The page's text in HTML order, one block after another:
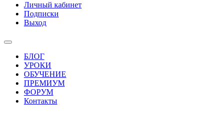
Личный кабинет
Подписки
Выход
БЛОГ
УРОКИ
ОБУЧЕНИЕ
ПРЕМИУМ
ФОРУМ
Контакты